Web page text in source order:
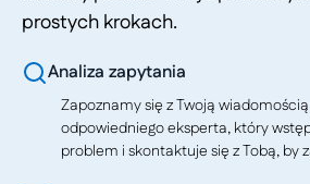
prostych krokach.
Analiza zapytania
Zapoznamy się z Twoją
odpowiedniego eksperta, który
problem i skontaktuje się z Tobą, by